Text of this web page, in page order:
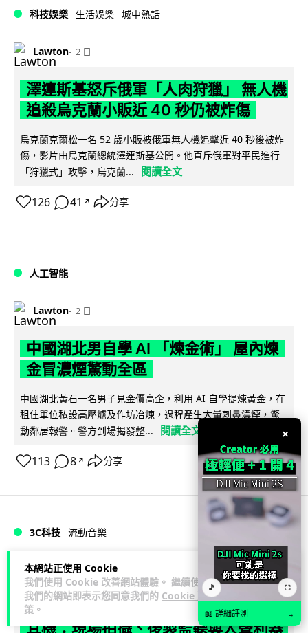
本網站正使用 Cookie
我們使用 Cookie 改善網站體驗。 繼續使用
我們的網站即表示您同意我們的 Cookie 政
策 。
科技娛樂 生活娛樂 城中熱話
Lawton 2 日
澤連斯基怒斥俄軍「人肉狩獵」 無人機
追殺烏克蘭小販近 40 秒仍被炸傷
烏克蘭克爾松一名 52 歲小販被俄軍無人機追擊近 40 秒後被炸
傷，影片由烏克蘭總統澤連斯基公開。他直斥俄軍對平民進行
「狩獵式」攻擊，烏克蘭...
閱讀全文
126 41 ↗ 分享
人工智能
Lawton 2 日
中國湖北男自學 AI 「煉金術」 屋內煉
金冒濃煙驚動全區
中國湖北黃石一名男子見金價高企，利用 AI 自學提煉黃金，在
租住單位私設高壓爐及作坊冶煉，過程產生大量刺鼻濃煙，驚
動鄰居報警。警方到場揭發整...
閱讀全文
113 8 ↗ 分享
3C科技 流動音樂
Lawton 2 日 89
【評測】Sony IER-M500 入耳式監聽
耳機：現場拍攝、後製監聽與人聲利器
×
🎵 ⛶
📖 詳細評測 →